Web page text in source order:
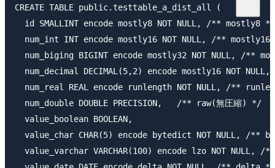
CREATE TABLE public.testtable_a_dist_all (
  id SMALLINT encode mostly8 NOT NULL, /** mostly8 */
num_int INT encode mostly16 NOT NULL, /** mostly16
num_biging BIGINT encode mostly32 NOT NULL, /**
  num_decimal DECIMAL(5,2) encode mostly16 NOT NULL,
num_real REAL encode runlength NOT NULL, /**
  num_double DOUBLE PRECISION,   /** raw(無圧縮) */
  value_boolean BOOLEAN,
value_char CHAR(5) encode bytedict NOT NULL, /**
value_varchar VARCHAR(100) encode lzo NOT NULL, /